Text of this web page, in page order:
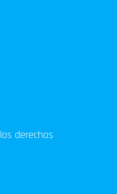
derechos